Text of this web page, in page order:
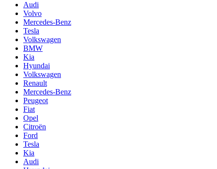
Audi
Volvo
Mercedes-Benz
Tesla
Volkswagen
BMW
Kia
Hyundai
Volkswagen
Renault
Mercedes-Benz
Peugeot
Fiat
Opel
Citroën
Ford
Tesla
Kia
Audi